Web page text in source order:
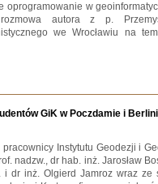
oprogramowanie w
autora z p.
we Wrocławiu na
GiK w Poczdamie i
Instytutu Geodezji i
nadzw., dr hab. inż. Jarosław
i dr inż. Olgierd Jamroz wraz ze